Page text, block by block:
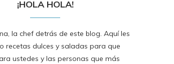
¡HOLA HOLA!
la chef detrás de este blog. Aquí les
recetas dulces y saladas para que
ustedes y las personas que más